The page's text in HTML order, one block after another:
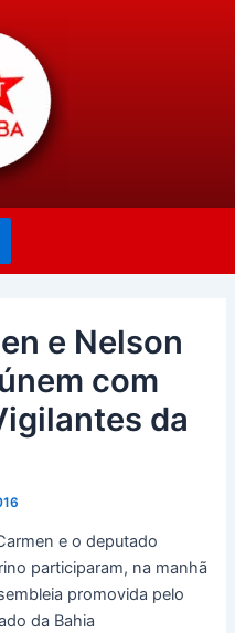
e Nelson
com
da
e o deputado
participaram, na manhã
promovida pelo
da Bahia